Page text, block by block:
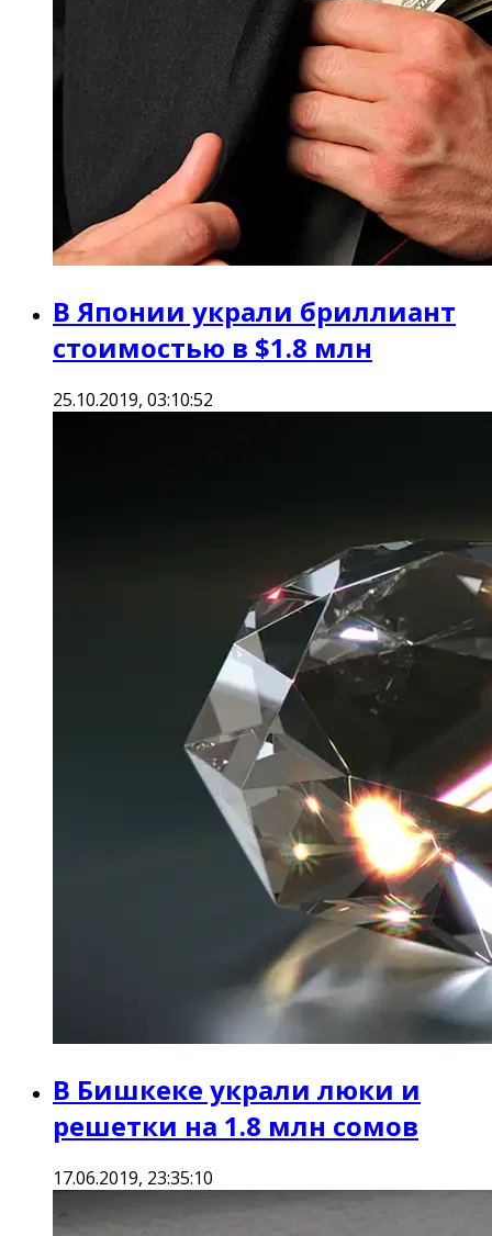
В Японии украли бриллиант
стоимостью в $1.8 млн
25.10.2019, 03:10:52
В Бишкеке украли люки и
решетки на 1.8 млн сомов
17.06.2019, 23:35:10